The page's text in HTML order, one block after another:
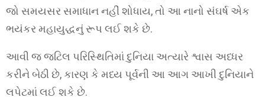
જો સમયસર સમાધાન નહીં શોધાય, તો આ નાનો સંઘર્ષ એક
ભયંકર મહાયુદ્ધનું રૂપ લઈ શકે છે.
આવી જ જટિલ પરિસ્થિતિમાં દુનિયા અત્યારે શ્વાસ અધ્ધર
કરીને બેઠી છે, કારણ કે મધ્ય પૂર્વની આ આગ આખી દુનિયાને
લપેટમાં લઈ શકે છે.